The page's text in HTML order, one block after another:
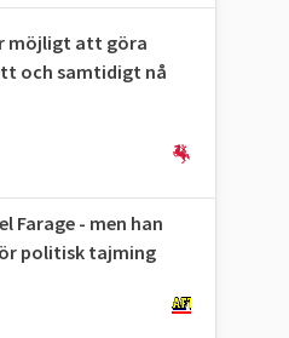
möjligt att göra
och samtidigt nå
Farage - men han
politisk tajming